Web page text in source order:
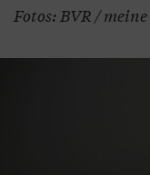
Fotos: BVR /